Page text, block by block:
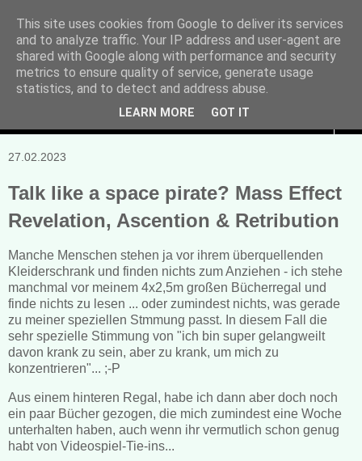
Manuela Sonntag
Bücher, Blogs & mehr
27.02.2023
Talk like a space pirate? Mass Effect
Revelation, Ascention & Retribution
Manche Menschen stehen ja vor ihrem überquellenden
Kleiderschrank und finden nichts zum Anziehen - ich stehe
manchmal vor meinem 4x2,5m großen Bücherregal und
finde nichts zu lesen ... oder zumindest nichts, was gerade
zu meiner speziellen Stmmung passt. In diesem Fall die
sehr spezielle Stimmung von "ich bin super gelangweilt
davon krank zu sein, aber zu krank, um mich zu
konzentrieren"... ;-P
Aus einem hinteren Regal, habe ich dann aber doch noch
ein paar Bücher gezogen, die mich zumindest eine Woche
unterhalten haben, auch wenn ihr vermutlich schon genug
habt von Videospiel-Tie-ins...
This site uses cookies from Google to deliver its services
and to analyze traffic. Your IP address and user-agent are
shared with Google along with performance and security
metrics to ensure quality of service, generate usage
statistics, and to detect and address abuse.
LEARN MORE GOT IT